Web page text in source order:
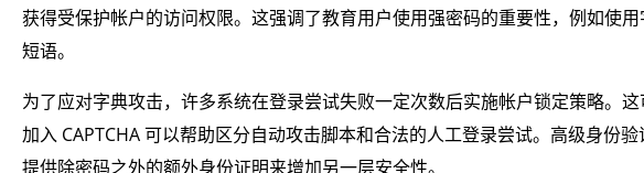
获得受保护帐户的访问权限。这强调了教育用户使用强密码的重要性，例如使
短语。
为了应对字典攻击，许多系统在登录尝试失败一定次数后实施帐户锁定策略。
加入 CAPTCHA 可以帮助区分自动攻击脚本和合法的人工登录尝试。高级身份
提供除密码之外的额外身份证明来增加另一层安全性。